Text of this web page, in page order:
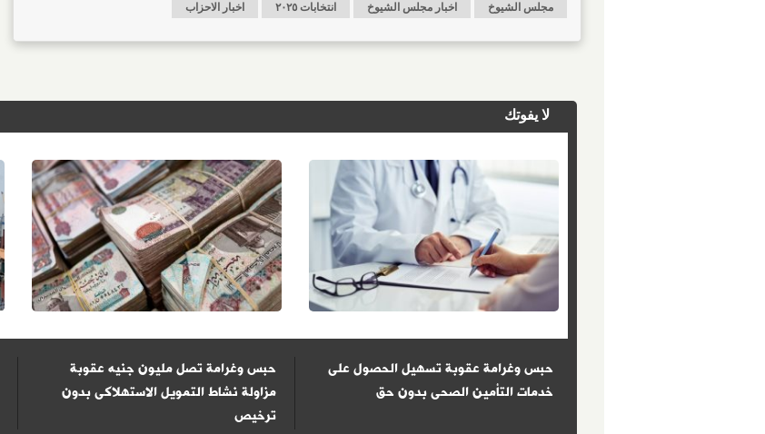
مجلس الشيوخ اخبار مجلس الشيوخ انتخابات ٢٠٢٥ اخبار الاحزاب
لا يفوتك
حبس وغرامة تصل مليون جنيه عقوبة
مزاولة نشاط التمويل الاستهلاكى بدون
ترخيص
حبس وغرامة عقوبة تسهيل الحصول على
خدمات التأمين الصحى بدون حق